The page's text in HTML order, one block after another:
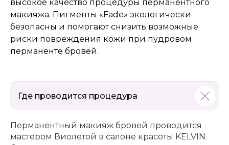
высокое качество процедуры перманентного
макияжа. Пигменты «Fade» экологически
безопасны и помогают снизить возможные
риски повреждения кожи при пудровом
перманенте бровей.
Где проводится процедура
Перманентный макияж бровей проводится
мастером Виолетой в салоне красоты KELVIN.